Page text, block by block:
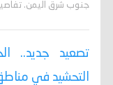
جنوب شرق اليمن. تفاصيل
تصعيد جديد..
التحشيد في